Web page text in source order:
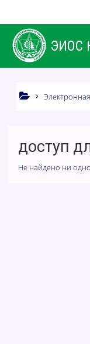
ЭИОС
доступ
Не найдено ни